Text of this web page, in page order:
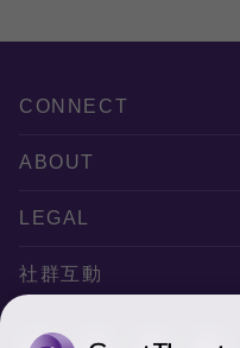
CONNECT
服務團隊
服務據點
ABOUT
關於正大
專業服務
LEGAL
隱私政策
社群互動